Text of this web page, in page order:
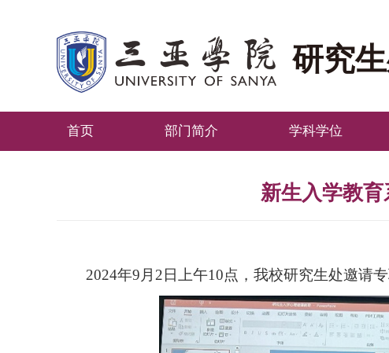
研究
首页 部门简介 学科学位
新生入学教
2024年9月2日上午10点，我校研究生处邀请